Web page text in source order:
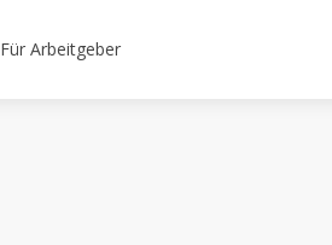
Für Arbeitgeber